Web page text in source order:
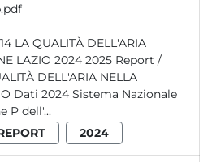
2025 Report /
per la rotezione P dell'...
2024